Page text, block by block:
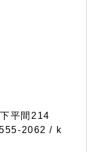
平間214
2062 / k